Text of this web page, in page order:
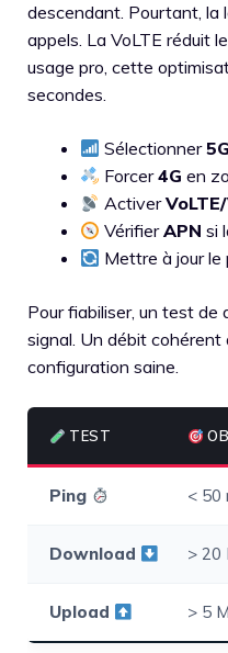
descendant. Pourtant, la
appels. La VoLTE réduit
usage pro, cette
secondes.
Sélectionner
Forcer4G en
Activer
VérifierAPN si
Mettre à jour
Pour fiabiliser, un test de
signal. Un débit cohérent
configuration saine.
TEST
Ping < 50
Download > 20
Upload > 5